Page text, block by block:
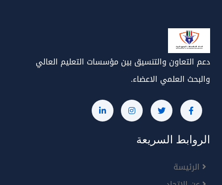
دعم التعاون والتنسيق بين مؤسسات التعليم العالي
والبحث العلمي الاعضاء.
الروابط السريعة
الرئيسة